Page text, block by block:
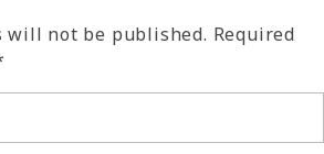
will not be published. Required